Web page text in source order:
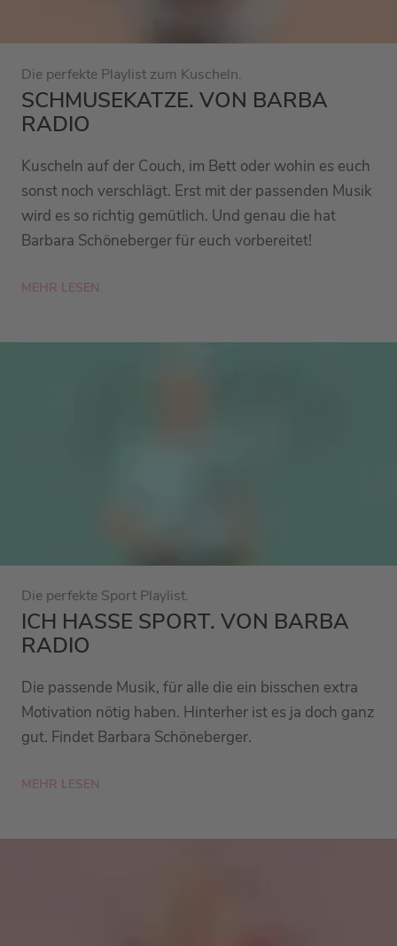
Die perfekte Playlist zum Kuscheln.
SCHMUSEKATZE. VON BARBA
RADIO
Kuscheln auf der Couch, im Bett oder wohin es euch
sonst noch verschlägt. Erst mit der passenden Musik
wird es so richtig gemütlich. Und genau die hat
Barbara Schöneberger für euch vorbereitet!
MEHR LESEN
Die perfekte Sport Playlist.
ICH HASSE SPORT. VON BARBA
RADIO
Die passende Musik, für alle die ein bisschen extra
Motivation nötig haben. Hinterher ist es ja doch ganz
gut. Findet Barbara Schöneberger.
MEHR LESEN